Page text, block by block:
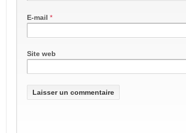
E-mail *
Site web